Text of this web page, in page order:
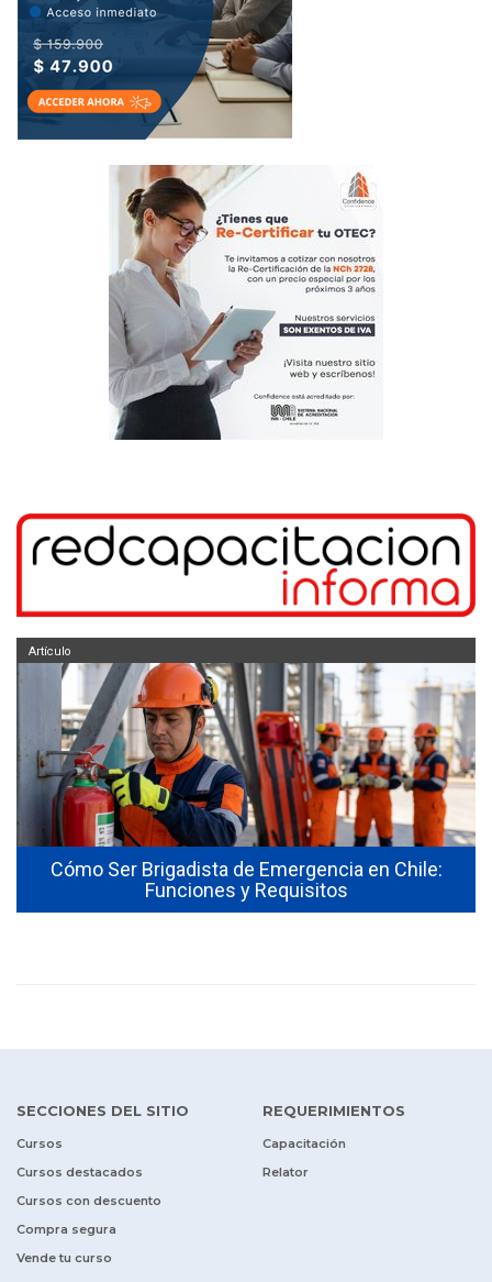
Cómo Ser Brigadista de Emergencia en Chile:
Funciones y Requisitos
Artículo
SECCIONES DEL SITIO
Cursos
Cursos destacados
Cursos con descuento
Compra segura
Vende tu curso
REQUERIMIENTOS
Capacitación
Relator